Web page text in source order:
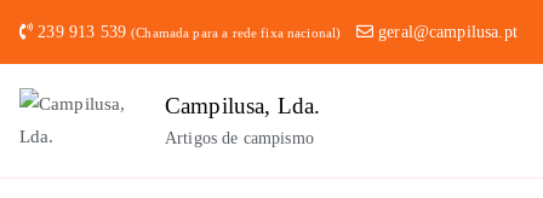
conteúdo
239 913 539(Chamada para a rede fixa nacional) geral@campilusa.pt
Campilusa, Lda.
Artigos de campismo